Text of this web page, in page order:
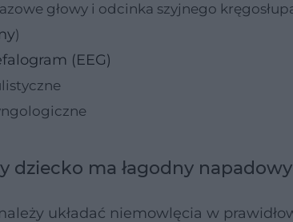
głowy i odcinka szyjnego
)
(EEG)
dziecko ma łagodny
układać niemowlęcia w